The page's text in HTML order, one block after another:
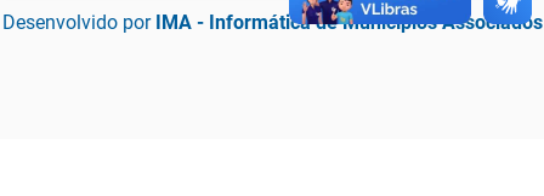
Desenvolvido por IMA - Informática de Municípios Associados